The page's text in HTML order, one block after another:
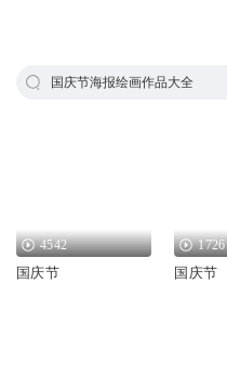
国庆节海报绘画作品大全
4542
国庆节
1726
国庆节